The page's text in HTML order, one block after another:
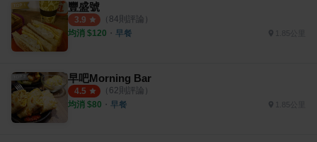
豐盛號
3.9 （ 84則評論）
均消 $120 ・ 早餐 1.85公里
早吧Morning Bar
4.5 （ 62則評論）
均消 $80 ・ 早餐 1.85公里